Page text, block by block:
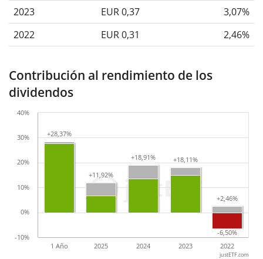
2023
EUR 0,37
3,07%
2022
EUR 0,31 2,46%
Contribución al rendimiento de los
dividendos
-6,50%
-6,50%
+28,37%
+28,37%
+11,92%
+11,92%
+18,91%
+18,91% +18,11%
+18,11%
+2,46%
+2,46%
1 Año 2025 2024 2023 2022
-10%
0%
10%
20%
30%
40%
justETF.com